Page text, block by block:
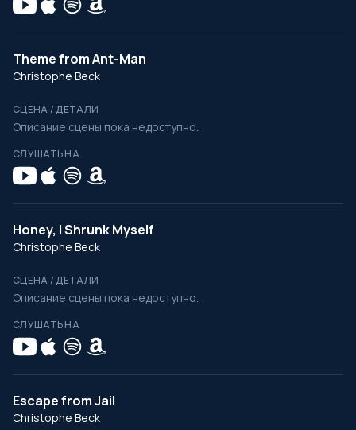
Theme from Ant-Man
Christophe Beck
СЦЕНА / ДЕТАЛИ
Описание сцены пока недоступно.
СЛУШАТЬ НА
Honey, I Shrunk Myself
Christophe Beck
СЦЕНА / ДЕТАЛИ
Описание сцены пока недоступно.
СЛУШАТЬ НА
Escape from Jail
Christophe Beck